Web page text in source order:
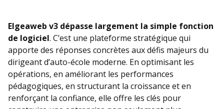
Elgeaweb v3 dépasse largement la simple fonction
de logiciel. C’est une plateforme stratégique qui
apporte des réponses concrètes aux défis majeurs du
dirigeant d’auto-école moderne. En optimisant les
opérations, en améliorant les performances
pédagogiques, en structurant la croissance et en
renforçant la confiance, elle offre les clés pour